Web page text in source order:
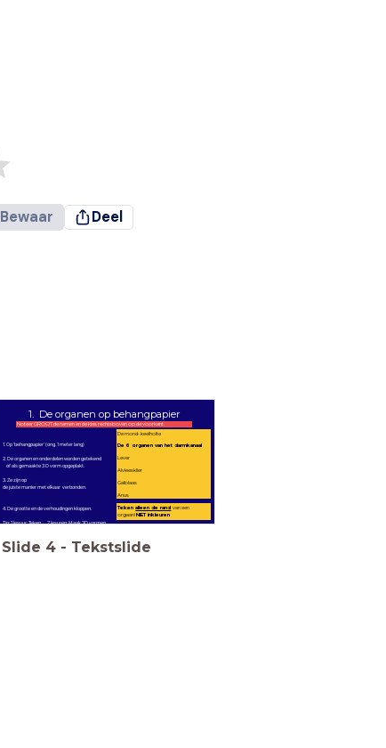
Bewaar Deel
1. De organen op behangpapier
1. Op 'behangpapier' (ong. 1 meter lang)
2. De organen en onderdelen worden getekend
of als gemaakte 3 D vorm opgeplakt.
3. Ze zijn op
de juiste manier met elkaar verbonden.
4. De grootte en de verhoudingen kloppen.
Tip: 1 lesuur: Teken 2 lesuren: Maak 3D vormen
De mond- keelholte
De 6 organen van het darmkanaal
Lever
Alvleesklier
Galblaas
Anus
Tekenalleen de rand van een
orgaan!NIET inkleuren
Noteer GROOT de namen en de klas rechtsboven op de voorkant.
Slide 4 - Tekstslide